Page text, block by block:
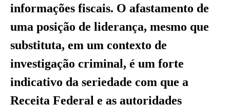
informações fiscais. O afastamento de
uma posição de liderança, mesmo que
substituta, em um contexto de
investigação criminal, é um forte
indicativo da seriedade com que a
Receita Federal e as autoridades